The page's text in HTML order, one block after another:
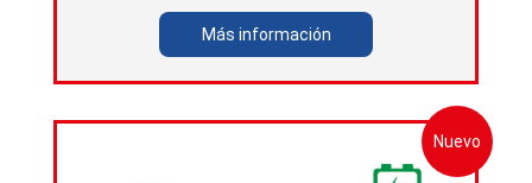
Más información
Nuevo